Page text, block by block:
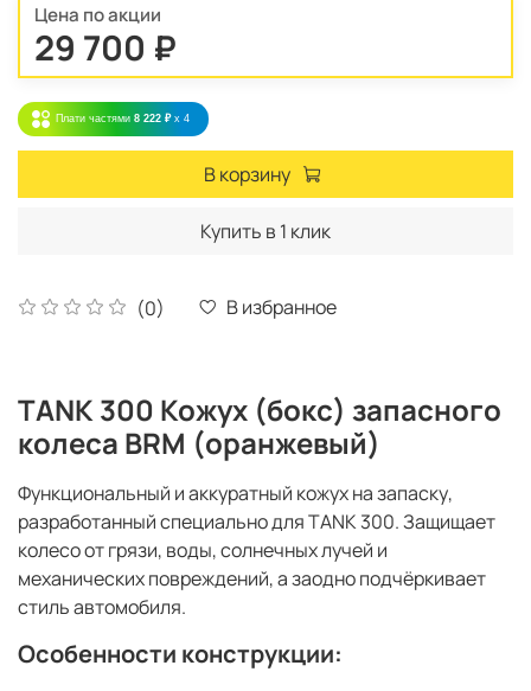
(0) В избранное
Цена по акции
29 700 ₽
Плати частями 8 222 ₽ x 4
В корзину
Купить в 1 клик
TANK 300 Кожух (бокс) запасного
колеса BRM (оранжевый)
Функциональный и аккуратный кожух на запаску,
разработанный специально для TANK 300. Защищает
колесо от грязи, воды, солнечных лучей и
механических повреждений, а заодно подчёркивает
стиль автомобиля.
Особенности конструкции: